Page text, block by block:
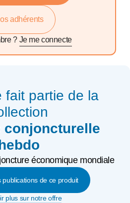
adhérents
? Je me connecte
fait partie de la
conjoncturelle
économique mondiale
publications de ce produit
plus sur notre offre